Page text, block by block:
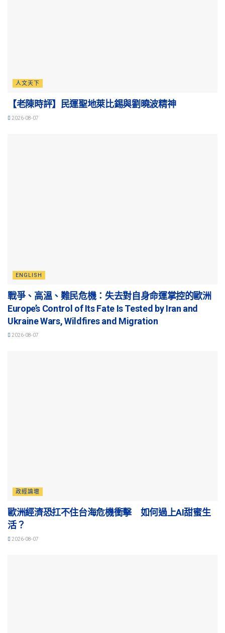
人文天下
【老陳時評】民運聖地萊比錫與劉曉波精神
2026-08-07
ENGLISH
戰爭、高溫、難民危機：失去對自身命運掌控的歐洲
Europe’s Control of Its Fate Is Tested by Iran and
Ukraine Wars, Wildfires and Migration
2026-08-07
政經論壇
歐洲經濟恐扛不住台海危機衝擊 如何過上AI甜蜜生
活？
2026-08-07